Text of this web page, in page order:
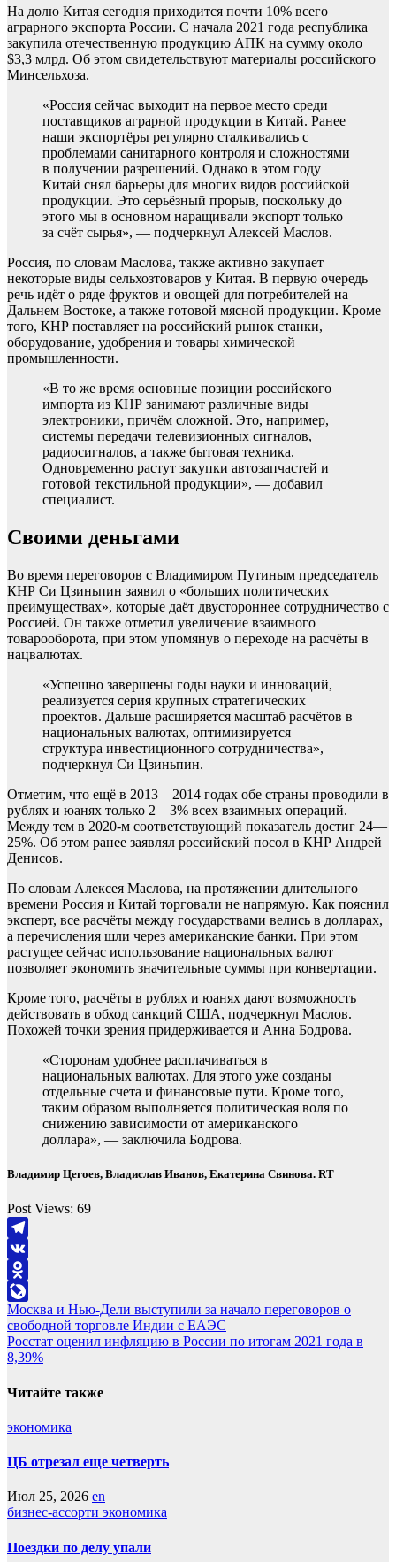
На долю Китая сегодня приходится почти 10% всего
аграрного экспорта России. С начала 2021 года республика
закупила отечественную продукцию АПК на сумму около
$3,3 млрд. Об этом свидетельствуют материалы российского
Минсельхоза.
«Россия сейчас выходит на первое место среди
поставщиков аграрной продукции в Китай. Ранее
наши экспортёры регулярно сталкивались с
проблемами санитарного контроля и сложностями
в получении разрешений. Однако в этом году
Китай снял барьеры для многих видов российской
продукции. Это серьёзный прорыв, поскольку до
этого мы в основном наращивали экспорт только
за счёт сырья», — подчеркнул Алексей Маслов.
Россия, по словам Маслова, также активно закупает
некоторые виды сельхозтоваров у Китая. В первую очередь
речь идёт о ряде фруктов и овощей для потребителей на
Дальнем Востоке, а также готовой мясной продукции. Кроме
того, КНР поставляет на российский рынок станки,
оборудование, удобрения и товары химической
промышленности.
«В то же время основные позиции российского
импорта из КНР занимают различные виды
электроники, причём сложной. Это, например,
системы передачи телевизионных сигналов,
радиосигналов, а также бытовая техника.
Одновременно растут закупки автозапчастей и
готовой текстильной продукции», — добавил
специалист.
Своими деньгами
Во время переговоров с Владимиром Путиным председатель
КНР Си Цзиньпин заявил о «больших политических
преимуществах», которые даёт двустороннее сотрудничество с
Россией. Он также отметил увеличение взаимного
товарооборота, при этом упомянув о переходе на расчёты в
нацвалютах.
«Успешно завершены годы науки и инноваций,
реализуется серия крупных стратегических
проектов. Дальше расширяется масштаб расчётов в
национальных валютах, оптимизируется
структура инвестиционного сотрудничества», —
подчеркнул Си Цзиньпин.
Отметим, что ещё в 2013—2014 годах обе страны проводили в
рублях и юанях только 2—3% всех взаимных операций.
Между тем в 2020-м соответствующий показатель достиг 24—
25%. Об этом ранее заявлял российский посол в КНР Андрей
Денисов.
По словам Алексея Маслова, на протяжении длительного
времени Россия и Китай торговали не напрямую. Как пояснил
эксперт, все расчёты между государствами велись в долларах,
а перечисления шли через американские банки. При этом
растущее сейчас использование национальных валют
позволяет экономить значительные суммы при конвертации.
Кроме того, расчёты в рублях и юанях дают возможность
действовать в обход санкций США, подчеркнул Маслов.
Похожей точки зрения придерживается и Анна Бодрова.
«Сторонам удобнее расплачиваться в
национальных валютах. Для этого уже созданы
отдельные счета и финансовые пути. Кроме того,
таким образом выполняется политическая воля по
снижению зависимости от американского
доллара», — заключила Бодрова.
Владимир Цегоев, Владислав Иванов, Екатерина Свинова. RT
Post Views: 69
Telegram
VK
Odnoklassniki
LiveJournal
Навигация
по
записям
Москва и Нью-Дели выступили за начало переговоров о
свободной торговле Индии с ЕАЭС
Росстат оценил инфляцию в России по итогам 2021 года в
8,39%
Читайте также
экономика
ЦБ отрезал еще четверть
Июл 25, 2026 en
бизнес-ассорти экономика
Поездки по делу упали